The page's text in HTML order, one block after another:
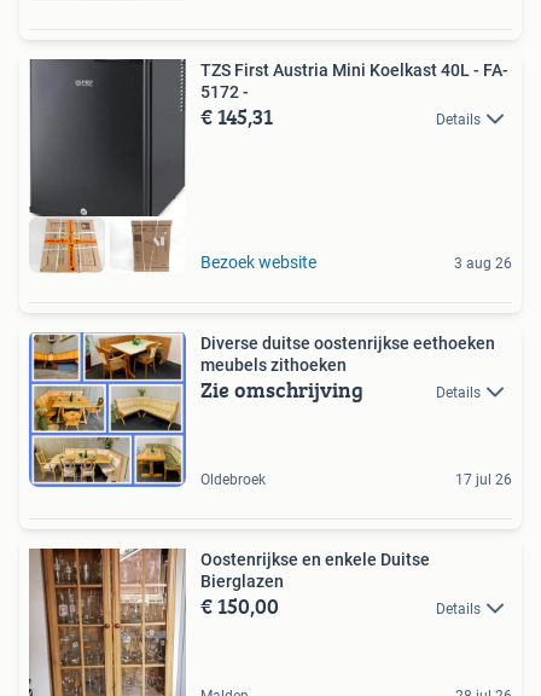
TZS First Austria Mini Koelkast 40L - FA-
5172 -
€ 145,31 Details
Bezoek website 3 aug 26
Diverse duitse oostenrijkse eethoeken
meubels zithoeken
Zie omschrijving Details
Oldebroek 17 jul 26
Oostenrijkse en enkele Duitse
Bierglazen
€ 150,00 Details